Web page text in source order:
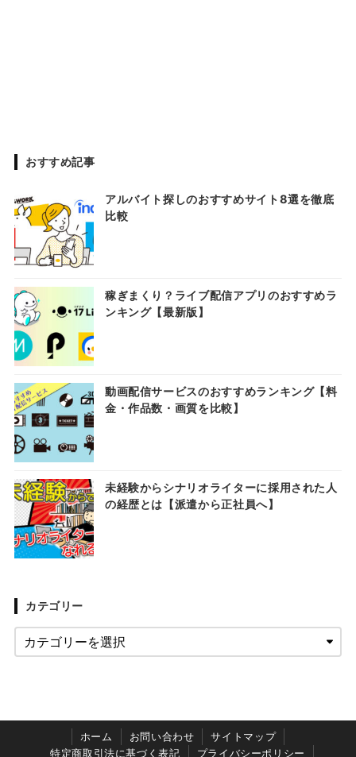
おすすめ記事
アルバイト探しのおすすめサイト8選を徹底
比較
稼ぎまくり？ライブ配信アプリのおすすめラ
ンキング【最新版】
動画配信サービスのおすすめランキング【料
金・作品数・画質を比較】
未経験からシナリオライターに採用された人
の経歴とは【派遣から正社員へ】
カテゴリー
ホーム お問い合わせ
サイトマップ
特定商取引法に基づく表記
プライバシーポリシー